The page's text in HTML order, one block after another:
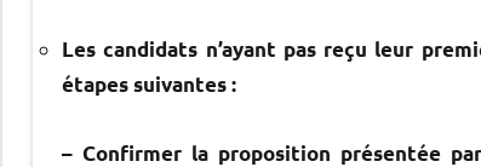
Les candidats n’ayant pas reçu leur
étapes suivantes :
– Confirmer la proposition présentée